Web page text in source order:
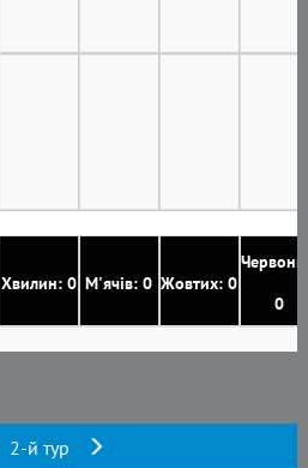
Хвилин: 0 М'ячів: 0 Жовтих: 0
0
2-й тур